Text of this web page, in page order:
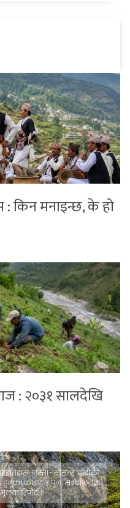
किन मनाइन्छ, के हो
: २०३१ सालदेखि